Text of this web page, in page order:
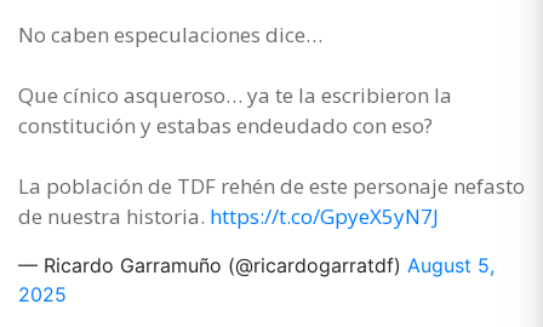
No caben especulaciones dice…
Que cínico asqueroso… ya te la escribieron la
constitución y estabas endeudado con eso?
La población de TDF rehén de este personaje nefasto
de nuestra historia. https://t.co/GpyeX5yN7J
— Ricardo Garramuño (@ricardogarratdf) August 5,
2025